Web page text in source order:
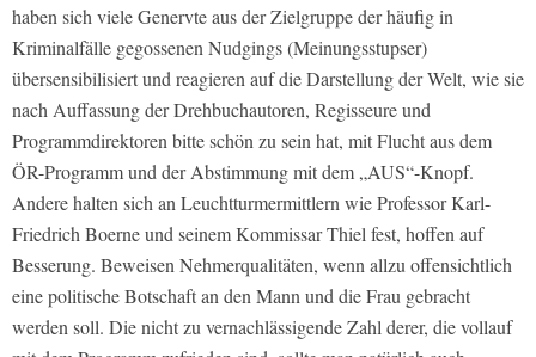
haben sich viele Genervte aus der Zielgruppe der häufig in
Kriminalfälle gegossenen Nudgings (Meinungsstupser)
übersensibilisiert und reagieren auf die Darstellung der Welt, wie sie
nach Auffassung der Drehbuchautoren, Regisseure und
Programmdirektoren bitte schön zu sein hat, mit Flucht aus dem
ÖR-Programm und der Abstimmung mit dem „AUS“-Knopf.
Andere halten sich an Leuchtturmermittlern wie Professor Karl-
Friedrich Boerne und seinem Kommissar Thiel fest, hoffen auf
Besserung. Beweisen Nehmerqualitäten, wenn allzu offensichtlich
eine politische Botschaft an den Mann und die Frau gebracht
werden soll. Die nicht zu vernachlässigende Zahl derer, die vollauf